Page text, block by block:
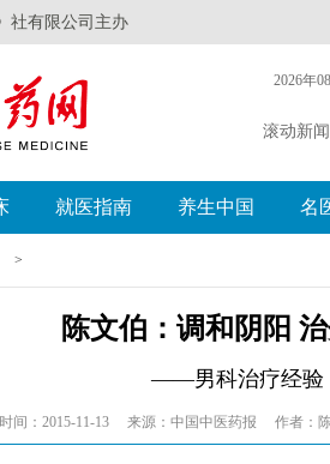
社有限公司主办
2026年
滚动新闻
就医指南 养生中国 名
>
陈文伯：调和阴阳
——男科治疗经验
时间：2015-11-13 来源：中国中医药报 作者：